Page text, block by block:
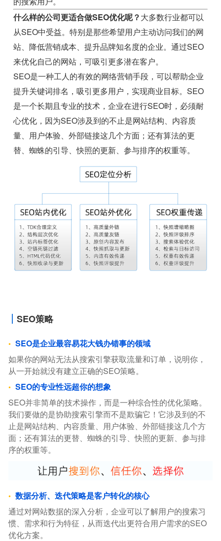
什么样的公司更适合做SEO优化呢？大多数行业都可以
从SEO中受益。特别是那些希望用户主动访问我们的网
站、降低营销成本、提升品牌知名度的企业。通过SEO
来优化自己的网站，可吸引更多潜在客户。
SEO是一种工人的有效的网络营销手段，可以帮助企业
提升关键词排名，吸引更多用户，实现商业目标。SEO
是一个长期且专业的技术，企业在进行SEO时，必须耐
心优化，因为SEO涉及到的不止是网站结构、内容质
量、用户体验、外部链接这几个方面；还有算法的更
替、蜘蛛的引导、快照的更新、参与排序的权重等。
SEO策略
SEO是企业最容易花大钱办错事的领域
如果你的网站无法从搜索引擎获取流量和订单，说明你，
从一开始就没有建立正确的SEO策略。
SEO的专业性远超你的想象
SEO并非简单的技术操作，而是一种综合性的优化策略。
我们要做的是协助搜索引擎而不是欺骗它！它涉及到的不
止是网站结构、内容质量、用户体验、外部链接这几个方
面；还有算法的更替、蜘蛛的引导、快照的更新、参与排
序的权重等。
数据分析、迭代策略是客户转化的核心
通过对网站数据的深入分析，企业可以了解用户的搜索习
惯、需求和行为特征，从而迭代出更符合用户需求的SEO
优化方案。